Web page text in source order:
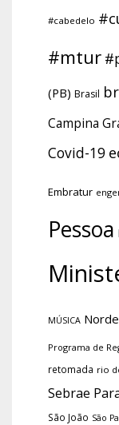
#cabedelo
#mtur
(PB) Brasil
Campina
Covid-19
Embratur
Pessoa
MÚSICA
Programa de
retomada rio
Sebrae
São João São